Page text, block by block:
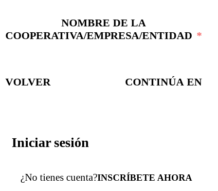
NOMBRE DE LA
COOPERATIVA/EMPRESA/ENTIDAD
VOLVER CONTINÚA EN
Iniciar sesión
¿No tienes cuenta?INSCRÍBETE AHORA